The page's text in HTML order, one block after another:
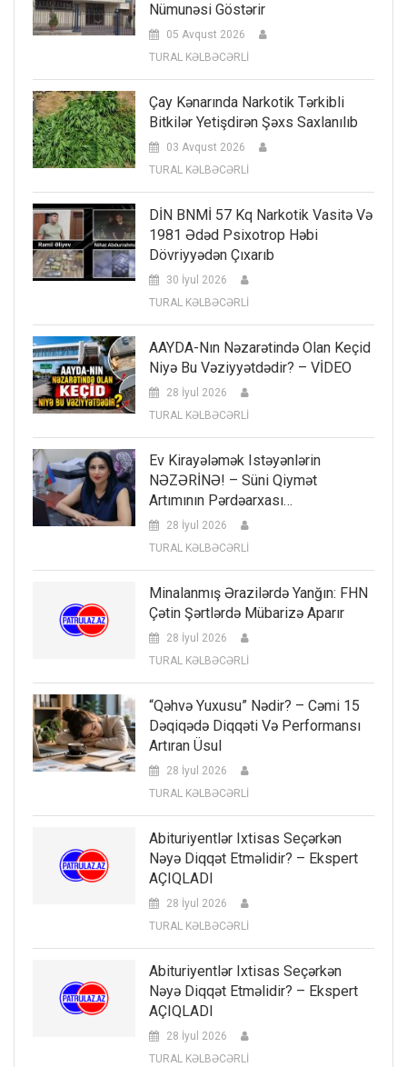
Nümunəsi Göstərir
05 Avqust 2026
TURAL KƏLBƏCƏRLİ
Çay Kənarında Narkotik Tərkibli
Bitkilər Yetişdirən Şəxs Saxlanılıb
03 Avqust 2026
TURAL KƏLBƏCƏRLİ
DİN BNMİ 57 Kq Narkotik Vasitə Və
1981 Ədəd Psixotrop Həbi
Dövriyyədən Çıxarıb
30 İyul 2026
TURAL KƏLBƏCƏRLİ
AAYDA-Nın Nəzarətində Olan Keçid
Niyə Bu Vəziyyətdədir? – VİDEO
28 İyul 2026
TURAL KƏLBƏCƏRLİ
Ev Kirayələmək Istəyənlərin
NƏZƏRİNƏ! – Süni Qiymət
Artımının Pərdəarxası…
28 İyul 2026
TURAL KƏLBƏCƏRLİ
Minalanmış Ərazilərdə Yanğın: FHN
Çətin Şərtlərdə Mübarizə Aparır
28 İyul 2026
TURAL KƏLBƏCƏRLİ
“Qəhvə Yuxusu” Nədir? – Cəmi 15
Dəqiqədə Diqqəti Və Performansı
Artıran Üsul
28 İyul 2026
TURAL KƏLBƏCƏRLİ
Abituriyentlər Ixtisas Seçərkən
Nəyə Diqqət Etməlidir? – Ekspert
AÇIQLADI
28 İyul 2026
TURAL KƏLBƏCƏRLİ
Abituriyentlər Ixtisas Seçərkən
Nəyə Diqqət Etməlidir? – Ekspert
AÇIQLADI
28 İyul 2026
TURAL KƏLBƏCƏRLİ